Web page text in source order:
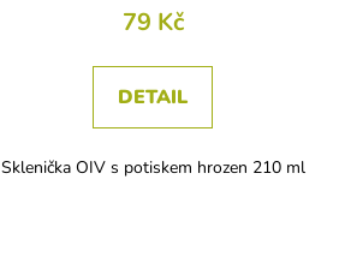
79 Kč
DETAIL
Sklenička OIV s potiskem hrozen 210 ml